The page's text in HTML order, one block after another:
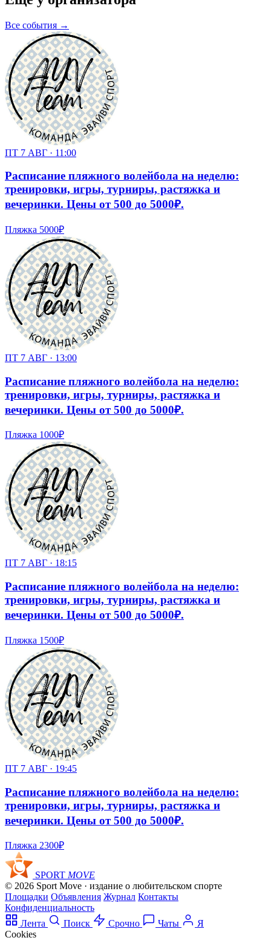
Все события →
ПТ 7 АВГ · 11:00
Расписание пляжного волейбола на неделю:
тренировки, игры, турниры, растяжка и
вечеринки. Цены от 500 до 5000₽.
Пляжка 5000₽
ПТ 7 АВГ · 13:00
Расписание пляжного волейбола на неделю:
тренировки, игры, турниры, растяжка и
вечеринки. Цены от 500 до 5000₽.
Пляжка 1000₽
ПТ 7 АВГ · 18:15
Расписание пляжного волейбола на неделю:
тренировки, игры, турниры, растяжка и
вечеринки. Цены от 500 до 5000₽.
Пляжка 1500₽
ПТ 7 АВГ · 19:45
Расписание пляжного волейбола на неделю:
тренировки, игры, турниры, растяжка и
вечеринки. Цены от 500 до 5000₽.
Пляжка 2300₽
SPORT MOVE
© 2026 Sport Move · издание о любительском спорте
Площадки Объявления Журнал Контакты
Конфиденциальность
Лента
Поиск Срочно Чаты
Я
Cookies